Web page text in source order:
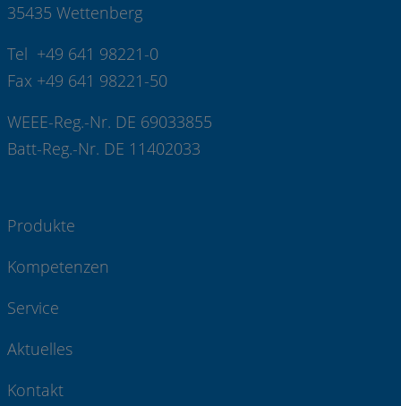
35435 Wettenberg
Tel +49 641 98221-0
Fax +49 641 98221-50
WEEE-Reg.-Nr. DE 69033855
Batt-Reg.-Nr. DE 11402033
Produkte
Kompetenzen
Service
Aktuelles
Kontakt